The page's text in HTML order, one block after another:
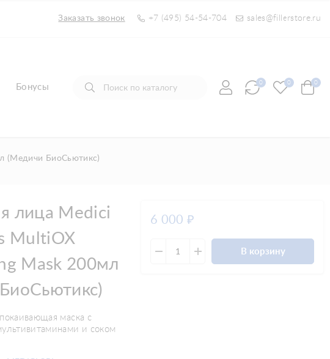
Заказать звонок +7 (495) 54-54-704 sales@fillerstore.ru
Бонусы 0 0 0
(Медичи БиоСьютикс)
лица Medici
MultiOX
Mask 200мл
маска с
и соком
6 000₽
В корзину